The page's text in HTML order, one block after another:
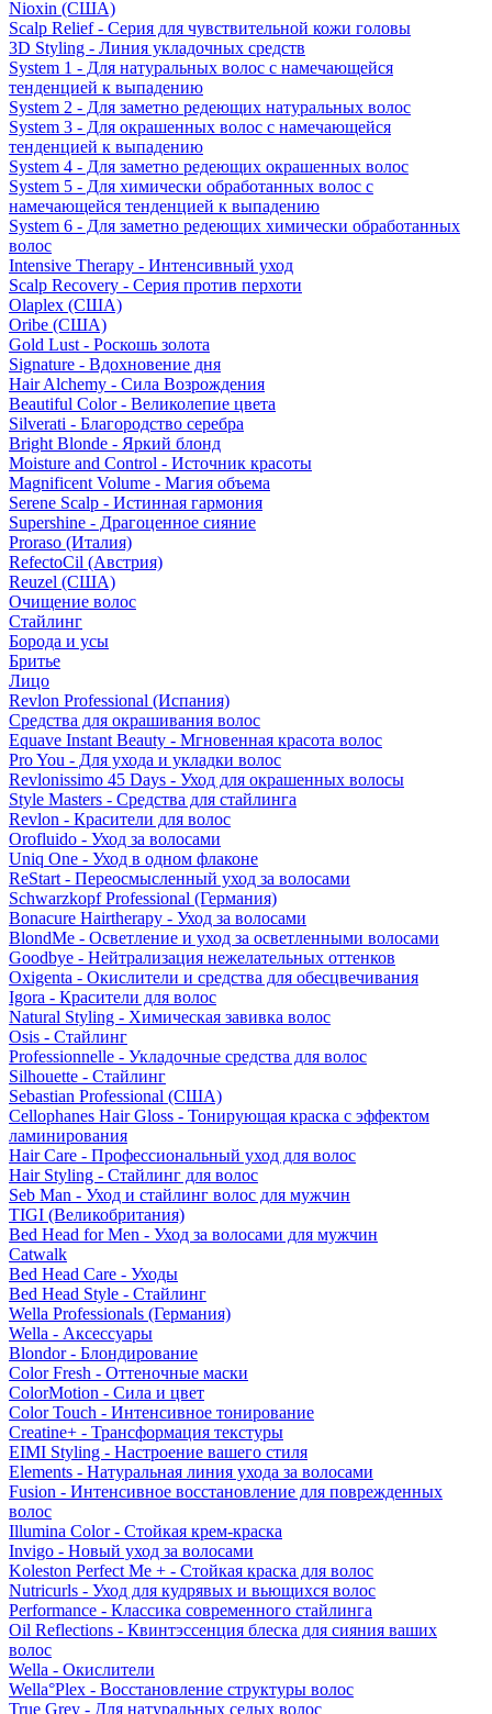
Nioxin (США)
Scalp Relief - Серия для чувствительной кожи головы
3D Styling - Линия укладочных средств
System 1 - Для натуральных волос с намечающейся
тенденцией к выпадению
System 2 - Для заметно редеющих натуральных волос
System 3 - Для окрашенных волос с намечающейся
тенденцией к выпадению
System 4 - Для заметно редеющих окрашенных волос
System 5 - Для химически обработанных волос с
намечающейся тенденцией к выпадению
System 6 - Для заметно редеющих химически обработанных
волос
Intensive Therapy - Интенсивный уход
Scalp Recovery - Серия против перхоти
Olaplex (США)
Oribe (США)
Gold Lust - Роскошь золота
Signature - Вдохновение дня
Hair Alchemy - Сила Возрождения
Beautiful Color - Великолепие цвета
Silverati - Благородство серебра
Bright Blonde - Яркий блонд
Moisture and Control - Источник красоты
Magnificent Volume - Магия объема
Serene Scalp - Истинная гармония
Supershine - Драгоценное сияние
Proraso (Италия)
RefectoCil (Австрия)
Reuzel (США)
Очищение волос
Стайлинг
Борода и усы
Бритье
Лицо
Revlon Professional (Испания)
Средства для окрашивания волос
Equave Instant Beauty - Мгновенная красота волос
Pro You - Для ухода и укладки волос
Revlonissimo 45 Days - Уход для окрашенных волосы
Style Masters - Средства для стайлинга
Revlon - Красители для волос
Orofluido - Уход за волосами
Uniq One - Уход в одном флаконе
ReStart - Переосмысленный уход за волосами
Schwarzkopf Professional (Германия)
Bonacure Hairtherapy - Уход за волосами
BlondMe - Осветление и уход за осветленными волосами
Goodbye - Нейтрализация нежелательных оттенков
Oxigenta - Окислители и средства для обесцвечивания
Igora - Красители для волос
Natural Styling - Химическая завивка волос
Osis - Стайлинг
Professionnelle - Укладочные средства для волос
Silhouette - Стайлинг
Sebastian Professional (США)
Cellophanes Hair Gloss - Тонирующая краска с эффектом
ламинирования
Hair Care - Профессиональный уход для волос
Hair Styling - Стайлинг для волос
Seb Man - Уход и стайлинг волос для мужчин
TIGI (Великобритания)
Bed Head for Men - Уход за волосами для мужчин
Catwalk
Bed Head Care - Уходы
Bed Head Style - Стайлинг
Wella Professionals (Германия)
Wella - Аксессуары
Blondor - Блондирование
Color Fresh - Оттеночные маски
ColorMotion - Сила и цвет
Color Touch - Интенсивное тонирование
Creatine+ - Трансформация текстуры
EIMI Styling - Настроение вашего стиля
Elements - Натуральная линия ухода за волосами
Fusion - Интенсивное восстановление для поврежденных
волос
Illumina Color - Стойкая крем-краска
Invigo - Новый уход за волосами
Koleston Perfect Me + - Стойкая краска для волос
Nutricurls - Уход для кудрявых и вьющихся волос
Performance - Классика современного стайлинга
Oil Reflections - Квинтэссенция блеска для сияния ваших
волос
Wella - Окислители
Wella°Plex - Восстановление структуры волос
True Grey - Для натуральных седых волос